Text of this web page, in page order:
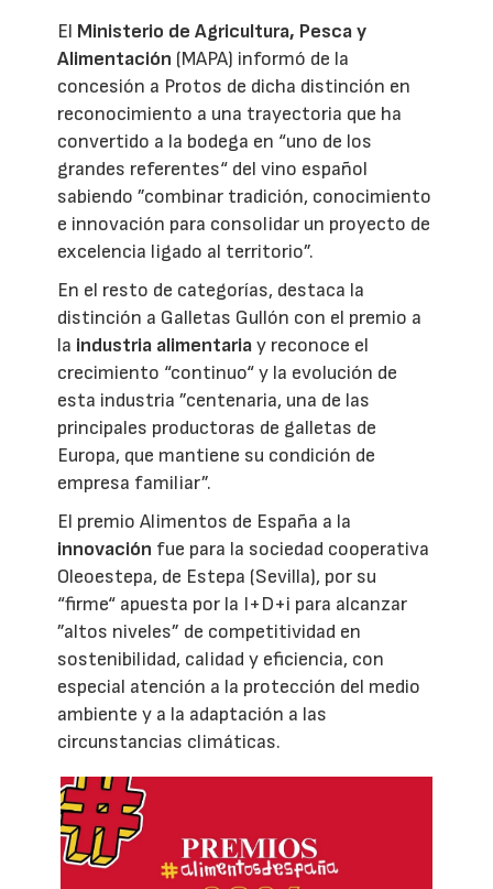
El Ministerio de Agricultura, Pesca y
Alimentación (MAPA) informó de la
concesión a Protos de dicha distinción en
reconocimiento a una trayectoria que ha
convertido a la bodega en “uno de los
grandes referentes“ del vino español
sabiendo ”combinar tradición, conocimiento
e innovación para consolidar un proyecto de
excelencia ligado al territorio”.
En el resto de categorías, destaca la
distinción a Galletas Gullón con el premio a
la industria alimentariay reconoce el
crecimiento “continuo“ y la evolución de
esta industria ”centenaria, una de las
principales productoras de galletas de
Europa, que mantiene su condición de
empresa familiar”.
El premio Alimentos de España a la
innovación fue para la sociedad cooperativa
Oleoestepa, de Estepa (Sevilla), por su
“firme“ apuesta por la I+D+i para alcanzar
”altos niveles” de competitividad en
sostenibilidad, calidad y eficiencia, con
especial atención a la protección del medio
ambiente y a la adaptación a las
circunstancias climáticas.